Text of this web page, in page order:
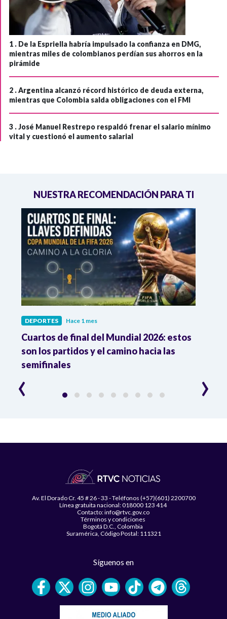
1 . De la Espriella habría impulsado la confianza en DMG,
mientras miles de colombianos perdían sus ahorros en la
pirámide
2 .Argentina alcanzó récord histórico de deuda externa,
mientras que Colombia salda obligaciones con el FMI
3 .José Manuel Restrepo respaldó frenar el salario mínimo
vital y cuestionó el aumento salarial
NUESTRA RECOMENDACIÓN PARA TI
DEPORTES Hace 1 mes
Cuartos de final del Mundial 2026: estos
son los partidos y el camino hacia las
semifinales
‹ ›
Av. El Dorado Cr. 45 # 26 - 33 - Teléfonos (+57)(601) 2200700
Línea gratuita nacional: 018000 123 414
Contacto: info@rtvc.gov.co
Términos y condiciones
Bogotá D.C., Colombia
Suramérica, Código Postal: 111321
Síguenos en